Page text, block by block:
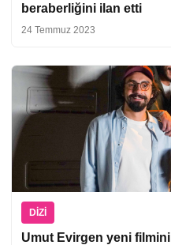
beraberliğini ilan etti
24 Temmuz 2023
DIZI
Umut Evirgen yeni